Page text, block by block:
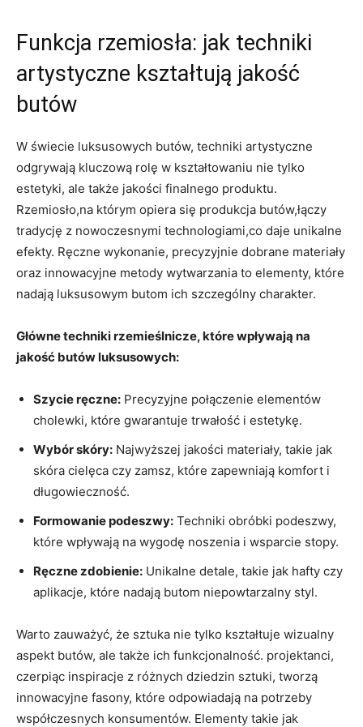
Funkcja rzemiosła: jak techniki
artystyczne kształtują jakość
butów
W świecie luksusowych butów, techniki artystyczne
odgrywają kluczową rolę w kształtowaniu nie tylko
estetyki, ale także jakości finalnego produktu.
Rzemiosło,na którym opiera się produkcja butów,łączy
tradycję z nowoczesnymi technologiami,co daje unikalne
efekty. Ręczne wykonanie, precyzyjnie dobrane materiały
oraz innowacyjne metody wytwarzania to elementy, które
nadają luksusowym butom ich szczególny charakter.
Główne techniki rzemieślnicze, które wpływają na
jakość butów luksusowych:
Szycie ręczne: Precyzyjne połączenie elementów
cholewki, które gwarantuje trwałość i estetykę.
Wybór skóry: Najwyższej jakości materiały, takie jak
skóra cielęca czy zamsz, które zapewniają komfort i
długowieczność.
Formowanie podeszwy: Techniki obróbki podeszwy,
które wpływają na wygodę noszenia i wsparcie stopy.
Ręczne zdobienie: Unikalne detale, takie jak hafty czy
aplikacje, które nadają butom niepowtarzalny styl.
Warto zauważyć, że sztuka nie tylko kształtuje wizualny
aspekt butów, ale także ich funkcjonalność. projektanci,
czerpiąc inspiracje z różnych dziedzin sztuki, tworzą
innowacyjne fasony, które odpowiadają na potrzeby
współczesnych konsumentów. Elementy takie jak